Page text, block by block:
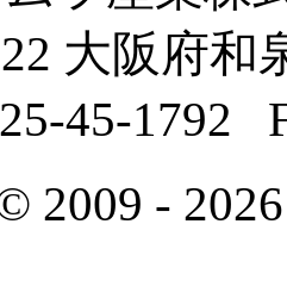
大阪府
45-1792
2009 -